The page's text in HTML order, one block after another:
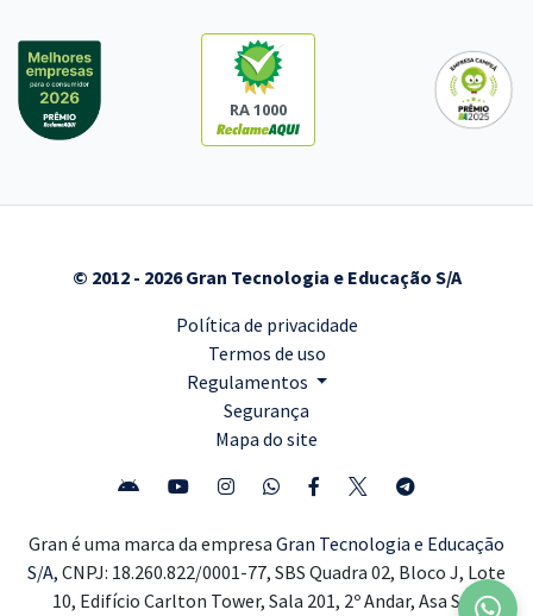
RA 1000
© 2012 - 2026 Gran Tecnologia e Educação S/A
Política de privacidade
Termos de uso
Regulamentos
Segurança
Mapa do site
Gran é uma marca da empresa Gran Tecnologia e Educação
S/A, CNPJ: 18.260.822/0001-77, SBS Quadra 02, Bloco J, Lote
10, Edifício Carlton Tower, Sala 201, 2º Andar, Asa Sul,